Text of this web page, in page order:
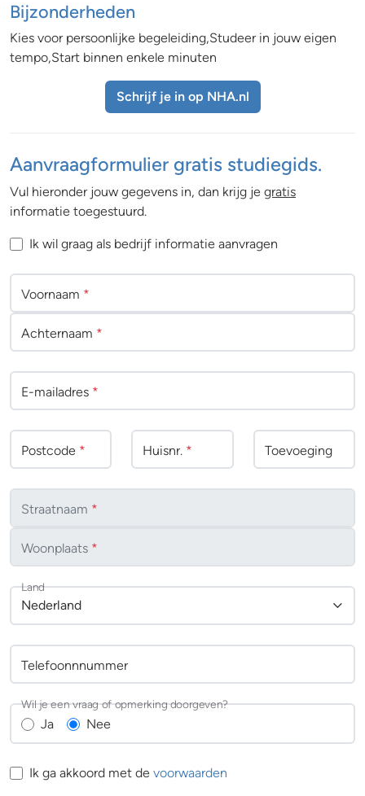
Bijzonderheden
Kies voor persoonlijke begeleiding,Studeer in jouw eigen
tempo,Start binnen enkele minuten
Schrijf je in op NHA.nl
Aanvraagformulier gratis studiegids.
Vul hieronder jouw gegevens in, dan krijg je gratis
informatie toegestuurd.
Ik wil graag als bedrijf informatie aanvragen
Voornaam *
Achternaam *
E-mailadres *
Postcode * Huisnr. * Toevoeging
Straatnaam *
Woonplaats *
Nederland
Land
Telefoonnnummer
Ja Nee
Wil je een vraag of opmerking doorgeven?
Ik ga akkoord met de voorwaarden